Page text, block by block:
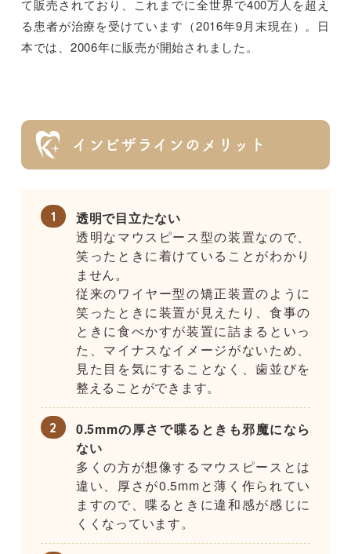
て販売されており、これまでに全世界で400万人を超え
る患者が治療を受けています（2016年9月末現在）。日
本では、2006年に販売が開始されました。
インビザラインのメリット
透明で目立たない
透明なマウスピース型の装置なので、
笑ったときに着けていることがわかり
ません。
従来のワイヤー型の矯正装置のように
笑ったときに装置が見えたり、食事の
ときに食べかすが装置に詰まるといっ
た、マイナスなイメージがないため、
見た目を気にすることなく、歯並びを
整えることができます。
0.5mmの厚さで喋るときも邪魔になら
ない
多くの方が想像するマウスピースとは
違い、厚さが0.5mmと薄く作られてい
ますので、喋るときに違和感が感じに
くくなっています。